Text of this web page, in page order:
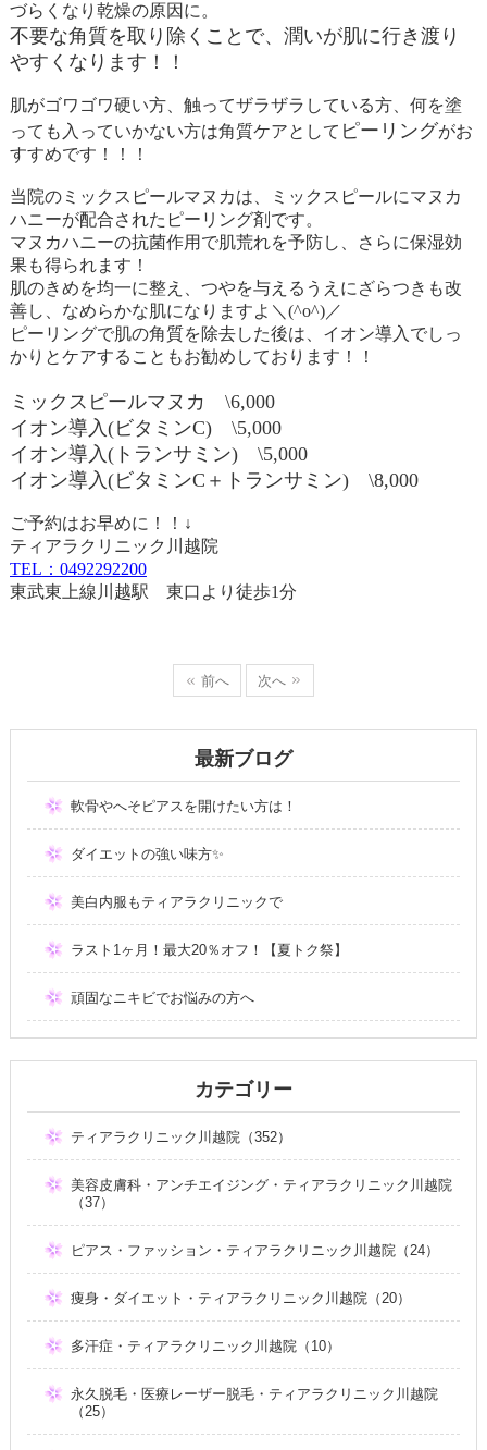
づらくなり乾燥の原因に。
不要な角質を取り除くことで、潤いが肌に行き渡り
やすくなります！！
肌がゴワゴワ硬い方、触ってザラザラしている方、何を塗
っても入っていかない方は角質ケアとして ピーリングがお
すすめです！！！
当院のミックスピールマヌカは、ミックスピールにマヌカ
ハニーが配合されたピーリング剤です。
マヌカハニーの抗菌作用で肌荒れを予防し、さらに保湿効
果も得られます！
肌のきめを均一に整え、つやを与えるうえにざらつきも改
善し、なめらかな肌になりますよ＼ (^o^)／
ピーリングで肌の角質を除去した後は、イオン導入でしっ
かりとケアすることもお勧めしております！！
ミックスピールマヌカ \6,000
イオン導入(ビタミンC)
\5,000
イオン導入(トランサミン)
\5,000
イオン導入(ビタミンC ＋トランサミン) \8,000
ご予約はお早めに！！↓
ティアラクリニック川越院
TEL ：0492292200
東武東上線川越駅 東口より徒歩1分
前へ 次へ
最新ブログ
軟骨やへそピアスを開けたい方は！
ダイエットの強い味方✨
美白内服もティアラクリニックで
ラスト1ヶ月！最大20％オフ！【夏トク祭】
頑固なニキビでお悩みの方へ
カテゴリー
ティアラクリニック川越院（352）
美容皮膚科・アンチエイジング・ティアラクリニック川越院
（37）
ピアス・ファッション・ティアラクリニック川越院（24）
痩身・ダイエット・ティアラクリニック川越院（20）
多汗症・ティアラクリニック川越院（10）
永久脱毛・医療レーザー脱毛・ティアラクリニック川越院
（25）